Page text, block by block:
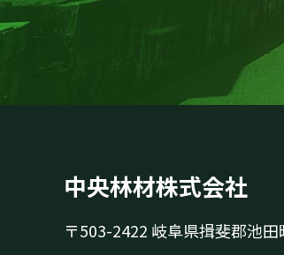
中央林材株式会社
〒503-2422 岐阜県揖斐郡池